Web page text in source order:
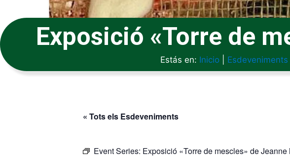
Exposició «Torre de
Estás en: Inicio| Esdeveniments
« Tots els Esdeveniments
Event Series: Exposició «Torre de mescles» de